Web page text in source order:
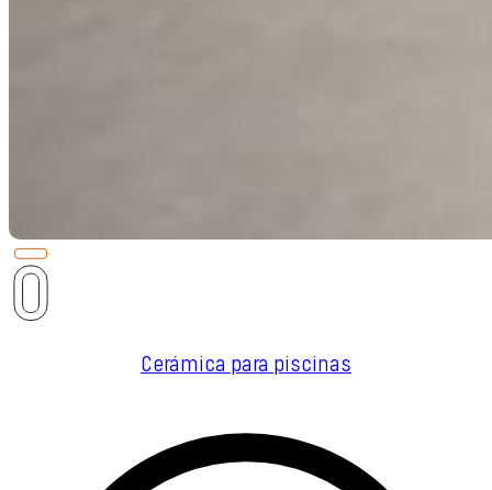
Cerámica para piscinas